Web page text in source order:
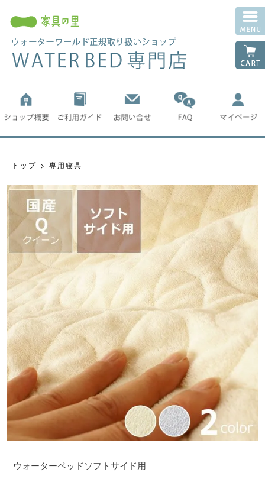
トップ 専用寝具
ウォーターベッドソフトサイド用